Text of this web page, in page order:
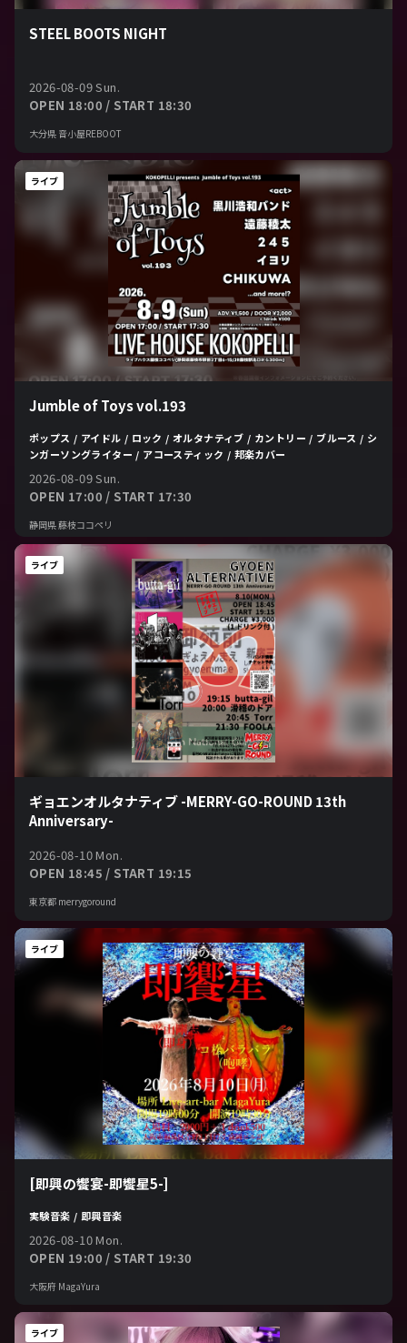
STEEL BOOTS NIGHT
2026-08-09 Sun.
OPEN 18:00 / START 18:30
大分県 音小屋REBOOT
ライブ
Jumble of Toys vol.193
ポップス / アイドル / ロック / オルタナティブ / カントリー / ブルース / シ
ンガーソングライター / アコースティック / 邦楽カバー
2026-08-09 Sun.
OPEN 17:00 / START 17:30
静岡県 藤枝ココペリ
ライブ
ギョエンオルタナティブ -MERRY-GO-ROUND 13th
Anniversary-
2026-08-10 Mon.
OPEN 18:45 / START 19:15
東京都 merrygoround
ライブ
[即興の饗宴-即饗星5-]
実験音楽 / 即興音楽
2026-08-10 Mon.
OPEN 19:00 / START 19:30
大阪府 MagaYura
ライブ